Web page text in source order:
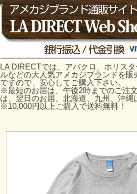
LA DIRECTでは、アバクロ、ホリス
ルなどの大人気アメカジブランドを販
ですので、安心してご購入下さい。
※最短のお届は、午後2時までのご注
は、翌日のお届、北海道、九州、沖縄
※10,000円以上ご購入で送料無料！